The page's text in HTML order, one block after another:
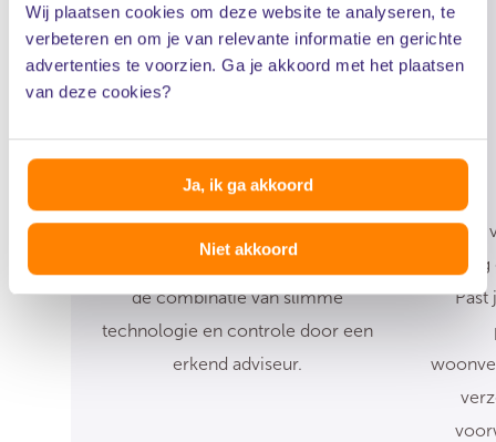
Wij plaatsen cookies om deze website te analyseren, te
verbeteren en om je van relevante informatie en gerichte
advertenties te voorzien. Ga je akkoord met het plaatsen
van deze cookies?
Ja, ik ga akkoord
Niet akkoord
Hybride Hypotheekadvies
Hypotheek verhogen? Krijg snel
de combinatie van slimme
technologie en controle door een
erkend adviseur.
Een
Past